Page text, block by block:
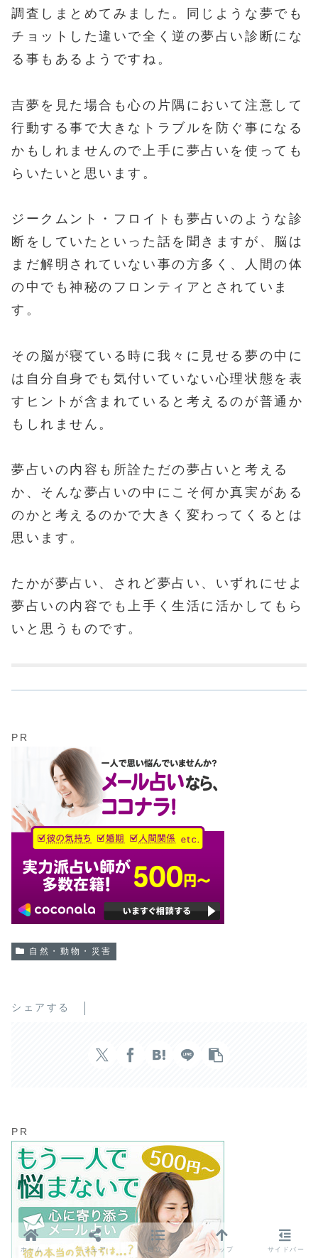
調査しまとめてみました。同じような夢でも
チョットした違いで全く逆の夢占い診断にな
る事もあるようですね。
吉夢を見た場合も心の片隅において注意して
行動する事で大きなトラブルを防ぐ事になる
かもしれませんので上手に夢占いを使っても
らいたいと思います。
ジークムント・フロイトも夢占いのような診
断をしていたといった話を聞きますが、脳は
まだ解明されていない事の方多く、人間の体
の中でも神秘のフロンティアとされていま
す。
その脳が寝ている時に我々に見せる夢の中に
は自分自身でも気付いていない心理状態を表
すヒントが含まれていると考えるのが普通か
もしれません。
夢占いの内容も所詮ただの夢占いと考える
か、そんな夢占いの中にこそ何か真実がある
のかと考えるのかで大きく変わってくるとは
思います。
たかが夢占い、されど夢占い、いずれにせよ
夢占いの内容でも上手く生活に活かしてもら
いと思うものです。
PR
自然・動物・災害
シェアする
PR
ホーム シェア 目次へ トップ サイドバー